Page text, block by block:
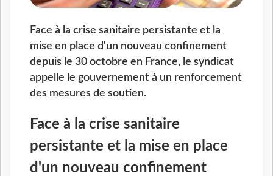
Face à la crise sanitaire persistante et la
mise en place d'un nouveau confinement
depuis le 30 octobre en France, le syndicat
appelle le gouvernement à un renforcement
des mesures de soutien.
Face à la crise sanitaire
persistante et la mise en place
d'un nouveau confinement